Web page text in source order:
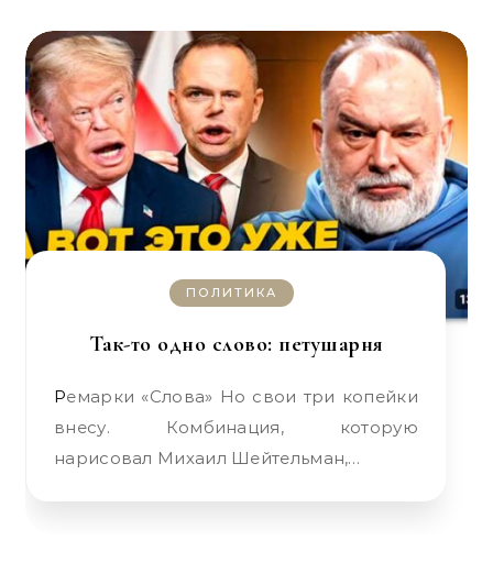
ПОЛИТИКА
Так-то одно слово: петушарня
Ремарки «Слова» Но свои три копейки
внесу. Комбинация, которую
нарисовал Михаил Шейтельман,…